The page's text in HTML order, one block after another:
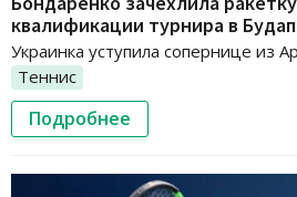
квалификации турнира в
Украинка уступила сопернице из
Теннис
Подробнее